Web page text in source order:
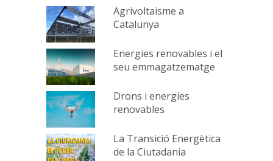
Agrivoltaisme a
Catalunya
Energies renovables i el
seu emmagatzematge
Drons i energies
renovables
La Transició Energètica
de la Ciutadania